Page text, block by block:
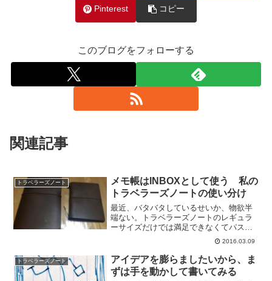
Pinterest コピー
このブログをフォローする
関連記事
トラベラーズノート
メモ帳はINBOXとして使う 私の
トラベラーズノートの使い分け
最近、バタバタしているせいか、物欲半
端ない。トラベラーズノートのレギュラ
ーサイズだけでは満足できなくてパスポ
ートサイズまで手をだしてしまったと先
日の記事で書きました。勢い余っての衝
動買いだったので利用方法を考えておか
ないとコレクションで終わ...
2016.03.09
トラベラーズノート
アイデアを膨らましたいから、ま
ずは手を動かして書いてみる